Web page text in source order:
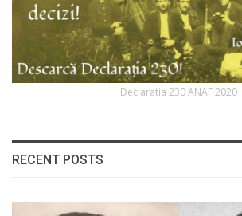
Declaratia 230 ANAF 2020
RECENT POSTS